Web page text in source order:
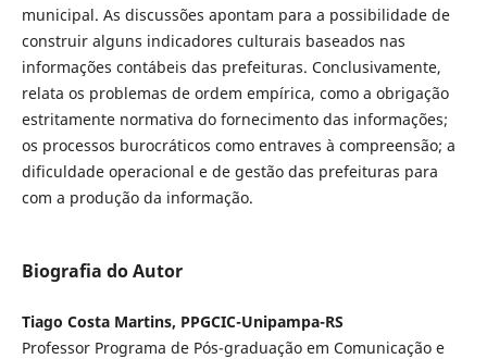
municipal. As discussões apontam para a possibilidade de
construir alguns indicadores culturais baseados nas
informações contábeis das prefeituras. Conclusivamente,
relata os problemas de ordem empírica, como a obrigação
estritamente normativa do fornecimento das informações;
os processos burocráticos como entraves à compreensão; a
dificuldade operacional e de gestão das prefeituras para
com a produção da informação.
Biografia do Autor
Tiago Costa Martins, PPGCIC-Unipampa-RS
Professor Programa de Pós-graduação em Comunicação e